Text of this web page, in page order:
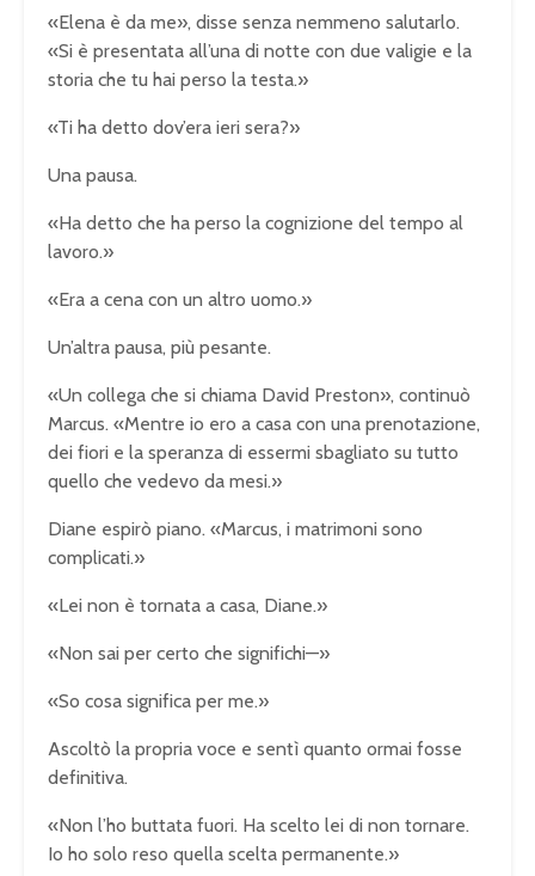
«Elena è da me», disse senza nemmeno salutarlo.
«Si è presentata all’una di notte con due valigie e la
storia che tu hai perso la testa.»
«Ti ha detto dov’era ieri sera?»
Una pausa.
«Ha detto che ha perso la cognizione del tempo al
lavoro.»
«Era a cena con un altro uomo.»
Un’altra pausa, più pesante.
«Un collega che si chiama David Preston», continuò
Marcus. «Mentre io ero a casa con una prenotazione,
dei fiori e la speranza di essermi sbagliato su tutto
quello che vedevo da mesi.»
Diane espirò piano. «Marcus, i matrimoni sono
complicati.»
«Lei non è tornata a casa, Diane.»
«Non sai per certo che significhi—»
«So cosa significa per me.»
Ascoltò la propria voce e sentì quanto ormai fosse
definitiva.
«Non l’ho buttata fuori. Ha scelto lei di non tornare.
Io ho solo reso quella scelta permanente.»